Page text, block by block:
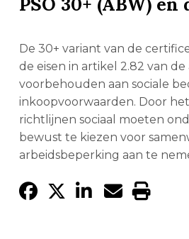
De 30+ variant van de
de eisen in artikel 2.82 van
voorbehouden aan sociale
inkoopvoorwaarden. Door
richtlijnen sociaal moeten
bewust te kiezen voor
arbeidsbeperking aan te